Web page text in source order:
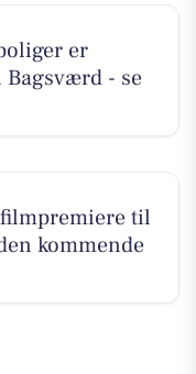
er
- se
til
kommende